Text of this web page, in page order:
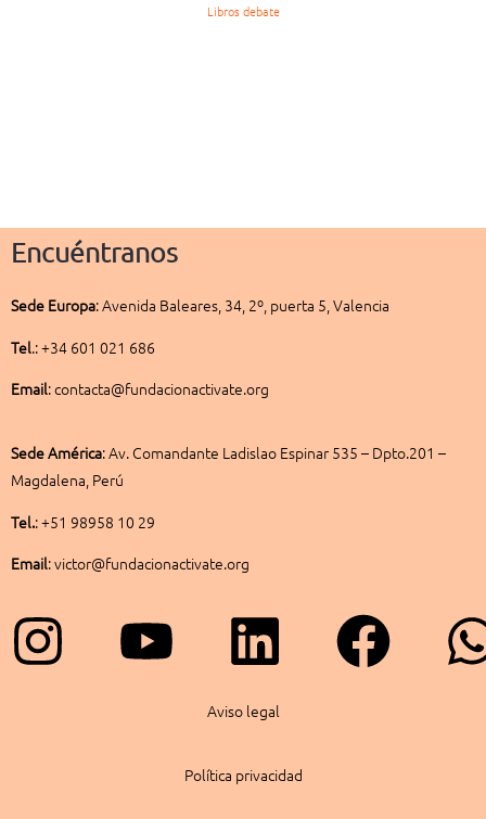
Libros debate
Encuéntranos
Sede Europa:Avenida Baleares, 34, 2º, puerta 5, Valencia
Tel.: +34 601 021 686
Email: contacta@fundacionactivate.org
Sede América:Av. Comandante Ladislao Espinar 535 – Dpto.201 –
Magdalena, Perú
Tel.: +51 98958 10 29
Email: victor@fundacionactivate.org
Instagram
YoutubeLinkedin
Aviso legal
Política privacidad